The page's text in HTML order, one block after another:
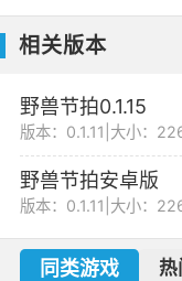
相关版本
野兽节拍0.1.15
版本：0.1.11 大小：
野兽节拍安卓版
版本：0.1.11 大小：
同类游戏 热